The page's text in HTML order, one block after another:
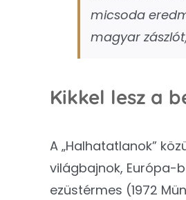
micsoda
magyar
Kikkel lesz a
A „Halhatatlanok”
világbajnok, Európa-
ezüstérmes (1972